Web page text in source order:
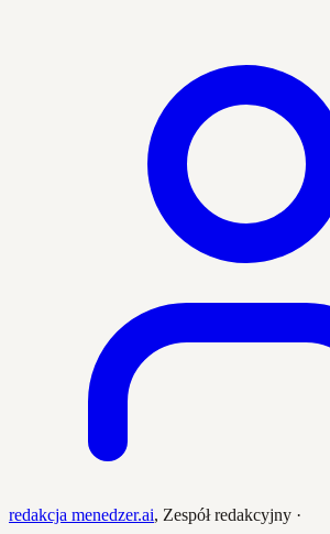
redakcja menedzer.ai, Zespół redakcyjny ·